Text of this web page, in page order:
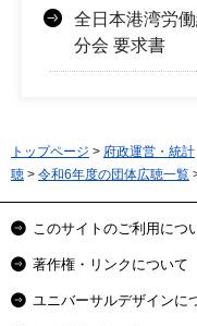
全日本港湾労
分会 要求書
トップページ > 府政運営・統計
聴 > 令和6年度の団体広聴一覧
このサイトのご利用につ
著作権・リンクについて
ユニバーサルデザインに